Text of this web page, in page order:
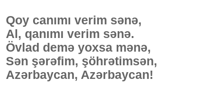
Qoy canımı verim sənə,
Al, qanımı verim sənə.
Övlad demə yoxsa mənə,
Sən şərəfim, şöhrətimsən,
Azərbaycan, Azərbaycan!